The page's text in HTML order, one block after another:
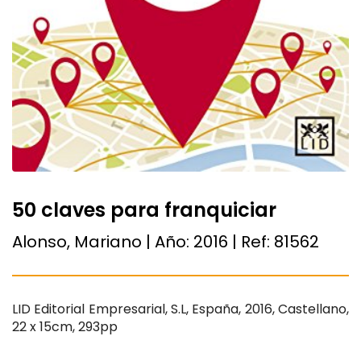
50 claves para franquiciar
Alonso, Mariano | Año: 2016 | Ref: 81562
LID Editorial Empresarial, S.L, España, 2016, Castellano,
22 x 15cm, 293pp